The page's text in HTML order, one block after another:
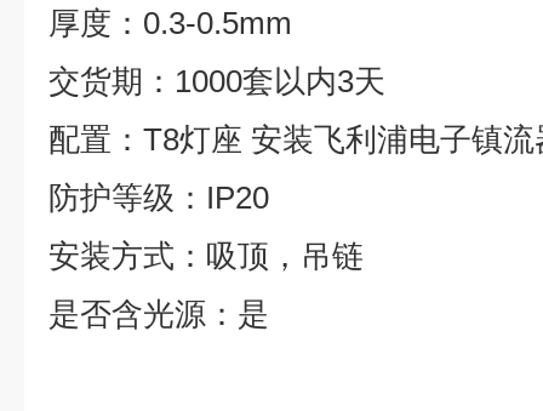
厚度： 0.3-0.5mm
交货期： 1000套以内3天
配置： T8灯座 安装飞利浦电子镇流
防护等级： IP20
安装方式：吸顶，吊链
是否含光源：是